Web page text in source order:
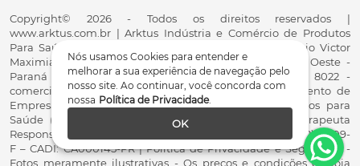
Nós usamos Cookies para entender e
melhorar a sua experiência de navegação pelo
nosso site. Ao continuar, você concorda com
nossa Política de Privacidade.
OK
Copyright© 2026 - Todos os direitos reservados |
www.arktus.com.br | Arktus Indústria e Comércio de Produtos
Para Saúde Ltda | CNPJ: 01.417.367/0001-78 | R. Antônio Victor
Maximiano, 107, Parque Industrial II, Santa Tereza do Oeste -
Paraná - CEP 85825-900 - Fale conosco: 0800 200 8022 -
comercial@arktus.com.br | Autorização de Funcionamento de
Empresa - AFE/ANVISA - Para Fabricação de Produtos para
Saúde (Correlatos): 8.02.844-5 (UX418X102741) - Fisioterapeuta
Responsável Técnico Dr. Alex Fernando Zani - Crefito8(PR): 8409-
F – CADI: CA000145-PR | Política de Privacidade e Segurança -
Fotos meramente ilustrativas - Os preços e condições da loja